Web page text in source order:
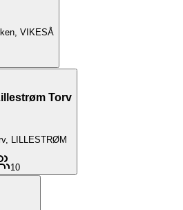
VIKESÅ
Torv
LILLESTRØM
10